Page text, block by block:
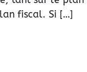
fiscal. Si […]